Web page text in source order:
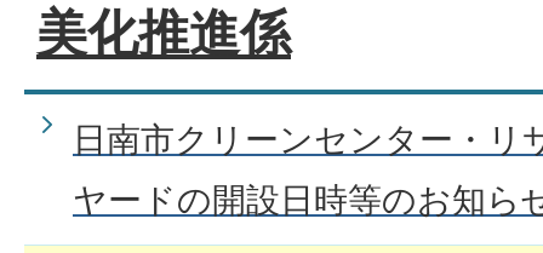
美化推進係
日南市クリーンセンター・リ
ヤードの開設日時等のお知ら